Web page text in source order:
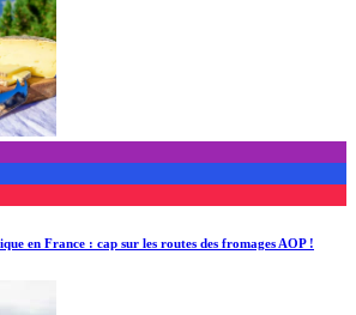
en France : cap sur les routes des fromages AOP !